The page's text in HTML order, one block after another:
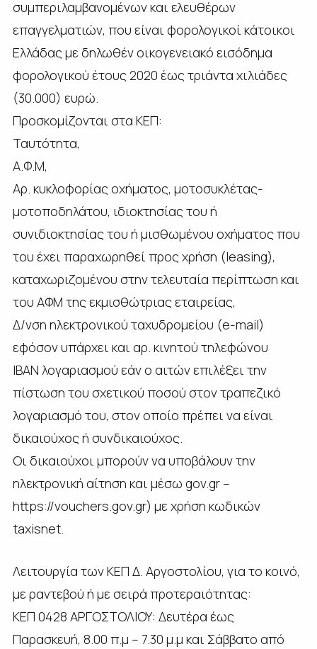
συμπεριλαμβανομένων και ελευθέρων
επαγγελματιών, που είναι φορολογικοί κάτοικοι
Ελλάδας με δηλωθέν οικογενειακό εισόδημα
φορολογικού έτους 2020 έως τριάντα χιλιάδες
(30.000) ευρώ.
Προσκομίζονται στα ΚΕΠ:
Ταυτότητα,
Α.Φ.Μ,
Αρ. κυκλοφορίας οχήματος, μοτοσυκλέτας-
μοτοποδηλάτου, ιδιοκτησίας του ή
συνιδιοκτησίας του ή μισθωμένου οχήματος που
του έχει παραχωρηθεί προς χρήση (leasing),
καταχωριζομένου στην τελευταία περίπτωση και
του ΑΦΜ της εκμισθώτριας εταιρείας,
Δ/νση ηλεκτρονικού ταχυδρομείου (e-mail)
εφόσον υπάρχει και αρ. κινητού τηλεφώνου
ΙΒΑΝ λογαριασμού εάν ο αιτών επιλέξει την
πίστωση του σχετικού ποσού στον τραπεζικό
λογαριασμό του, στον οποίο πρέπει να είναι
δικαιούχος ή συνδικαιούχος.
Οι δικαιούχοι μπορούν να υποβάλουν την
ηλεκτρονική αίτηση και μέσω gov.gr –
https://vouchers.gov.gr) με χρήση κωδικών
taxisnet.
Λειτουργία των ΚΕΠ Δ. Αργοστολίου, για το κοινό,
με ραντεβού ή με σειρά προτεραιότητας:
ΚΕΠ 0428 ΑΡΓΟΣΤΟΛΙΟΥ: Δευτέρα έως
Παρασκευή, 8.00 π.μ – 7.30 μ.μ και Σάββατο από